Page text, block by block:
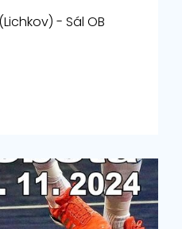
- Sál OB